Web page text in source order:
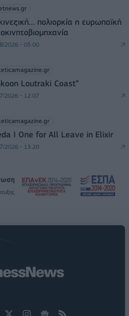
πολιορκία η ευρωπαϊκή
2026 - 05:00
Loutraki Coast”
2026 - 12:07
I One for All Leave in Elixir
2026 - 13:20